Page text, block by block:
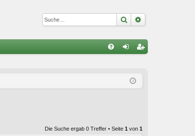
Suche
ist
Die Suche ergab 0 Treffer • Seite 1 von 1